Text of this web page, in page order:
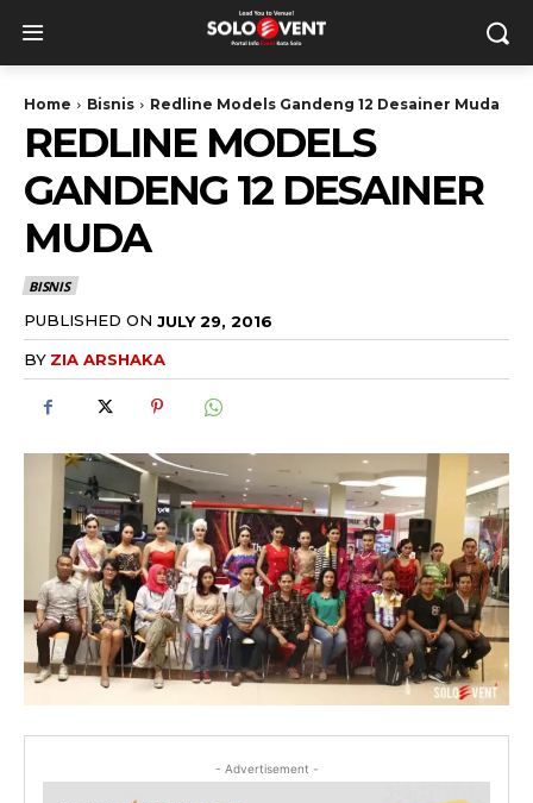
Home Bisnis Redline Models Gandeng 12 Desainer Muda
REDLINE MODELS
GANDENG 12 DESAINER
MUDA
BISNIS
PUBLISHED ON JULY 29, 2016
BY ZIA ARSHAKA
- Advertisement -